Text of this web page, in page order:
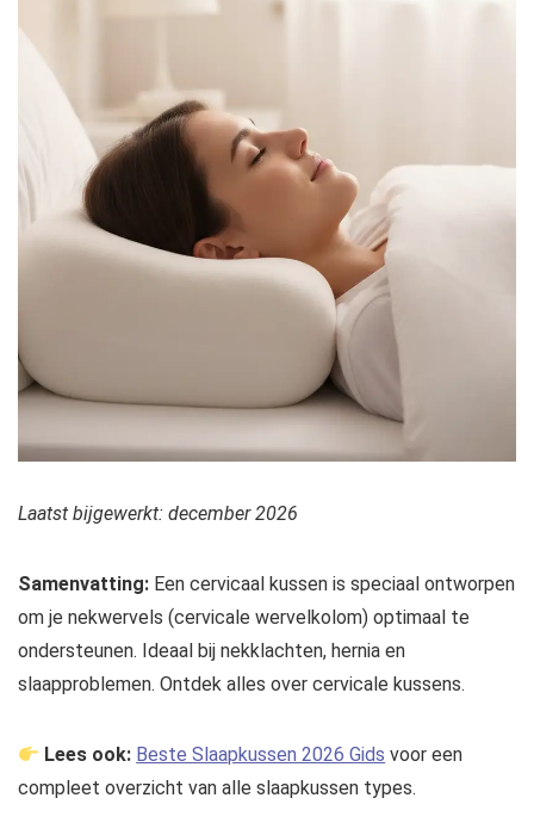
Laatst bijgewerkt: december 2026
Samenvatting: Een cervicaal kussen is speciaal ontworpen
om je nekwervels (cervicale wervelkolom) optimaal te
ondersteunen. Ideaal bij nekklachten, hernia en
slaapproblemen. Ontdek alles over cervicale kussens.
Lees ook: Beste Slaapkussen 2026 Gids voor een
compleet overzicht van alle slaapkussen types.